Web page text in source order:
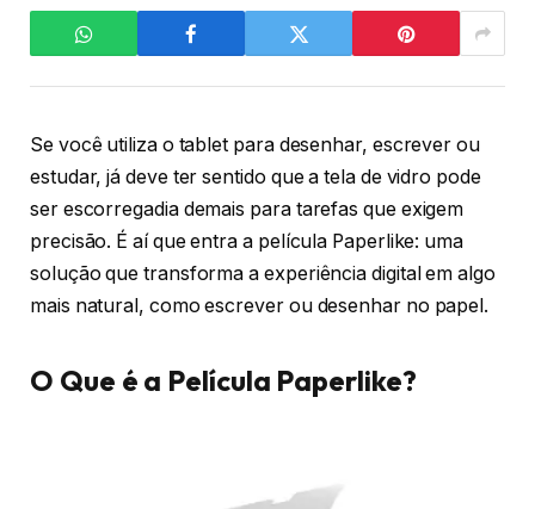
Se você utiliza o tablet para desenhar, escrever ou
estudar, já deve ter sentido que a tela de vidro pode
ser escorregadia demais para tarefas que exigem
precisão. É aí que entra a película Paperlike: uma
solução que transforma a experiência digital em algo
mais natural, como escrever ou desenhar no papel.
O Que é a Película Paperlike?